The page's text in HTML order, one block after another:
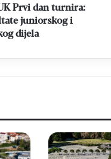
Prvi dan turnira:
juniorskog i
dijela